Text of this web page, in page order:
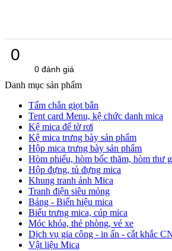
0
0 đánh giá
Danh mục sản phẩm
Tấm chắn giọt bắn
Tent card Menu, kệ chức danh mica
Kệ mica để tờ rơi
Kệ mica trưng bày sản phẩm
Hộp mica trưng bày sản phẩm
Hòm phiếu, hòm bốc thăm, hòm thư
Hộp đựng, tủ đựng mica
Khung tranh ảnh Mica
Tranh điện siêu mỏng
Bảng - Biển hiệu mica
Biểu trưng mica, cúp mica
Móc khóa, thẻ phòng, vé xe
Dịch vụ gia công - in ấn - cắt khắc
Vật liệu Mica